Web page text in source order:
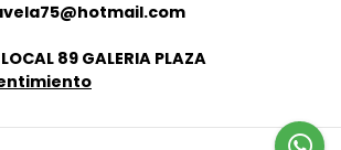
89 GALERIA PLAZA